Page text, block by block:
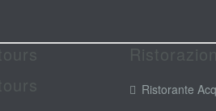
Ristorante